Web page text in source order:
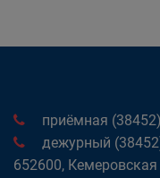
приёмная
дежурный
652600, Кемеровская